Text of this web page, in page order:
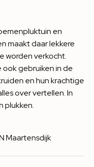
en
maakt daar lekkere
worden verkocht.
ook gebruiken in de
en hun krachtige
over vertellen. In
plukken.
Maartensdijk